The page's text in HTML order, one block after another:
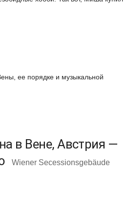
ее порядке и музыкальной
в Вене, Австрия —
Wiener Secessionsgebäude